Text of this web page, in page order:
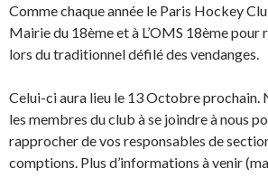
Comme chaque année le Paris Hockey
Mairie du 18ème et à L’OMS 18ème pour
lors du traditionnel défilé des vendanges.
Celui-ci aura lieu le 13 Octobre prochain.
les membres du club à se joindre à nous
rapprocher de vos responsables de
comptions. Plus d’informations à venir